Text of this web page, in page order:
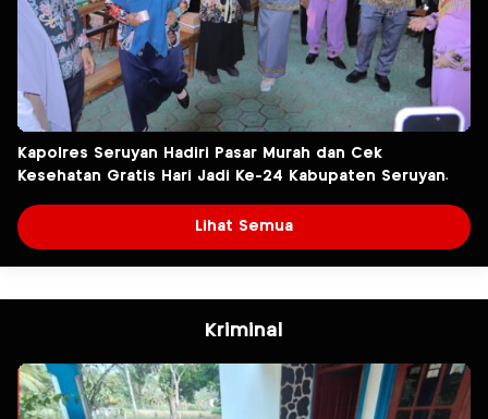
Kapolres Seruyan Hadiri Pasar Murah dan Cek
Kesehatan Gratis Hari Jadi Ke-24 Kabupaten Seruyan.
Lihat Semua
Kriminal